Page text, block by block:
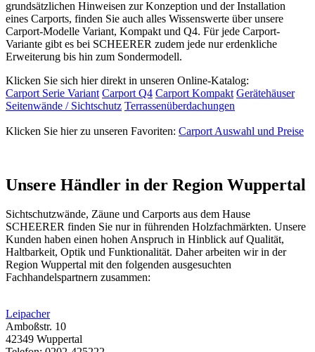
grundsätzlichen Hinweisen zur Konzeption und der Installation
eines Carports, finden Sie auch alles Wissenswerte über unsere
Carport-Modelle Variant, Kompakt und Q4. Für jede Carport-
Variante gibt es bei SCHEERER zudem jede nur erdenkliche
Erweiterung bis hin zum Sondermodell.
Klicken Sie sich hier direkt in unseren Online-Katalog:
Carport Serie Variant Carport Q4 Carport Kompakt Gerätehäuser
Seitenwände / Sichtschutz Terrassenüberdachungen
Klicken Sie hier zu unseren Favoriten: Carport Auswahl und Preise
Unsere Händler in der Region Wuppertal
Sichtschutzwände, Zäune und Carports aus dem Hause
SCHEERER finden Sie nur in führenden Holzfachmärkten. Unsere
Kunden haben einen hohen Anspruch in Hinblick auf Qualität,
Haltbarkeit, Optik und Funktionalität. Daher arbeiten wir in der
Region Wuppertal mit den folgenden ausgesuchten
Fachhandelspartnern zusammen:
Leipacher
Amboßstr. 10
42349 Wuppertal